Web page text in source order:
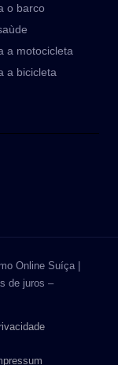
o barco
a motocicleta
a bicicleta
Online Suíça |
de juros –